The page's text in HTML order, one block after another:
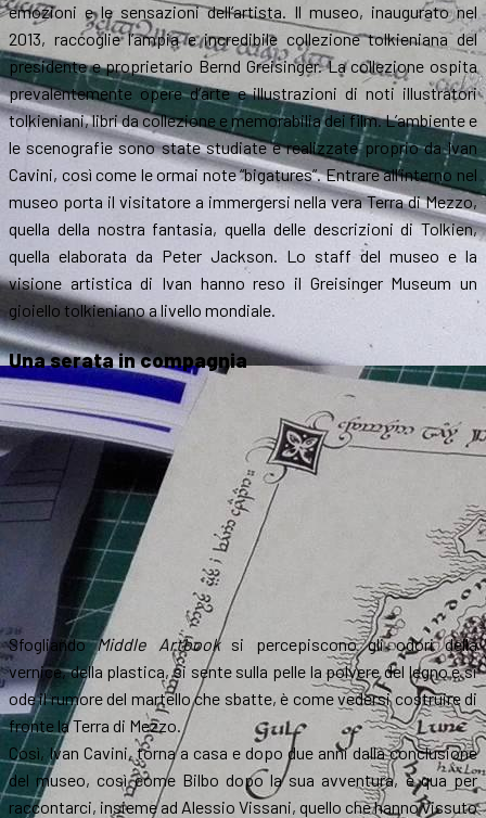
emozioni e le sensazioni dell’artista. Il museo, inaugurato nel
2013, raccoglie l’ampia e incredibile collezione tolkieniana del
presidente e proprietario Bernd Greisinger. La collezione ospita
prevalentemente opere d’arte e illustrazioni di noti illustratori
tolkieniani, libri da collezione e memorabilia dei film. L’ambiente e
le scenografie sono state studiate e realizzate proprio da Ivan
Cavini, così come le ormai note “bigatures”. Entrare all’interno nel
museo porta il visitatore a immergersi nella vera Terra di Mezzo,
quella della nostra fantasia, quella delle descrizioni di Tolkien,
quella elaborata da Peter Jackson. Lo staff del museo e la
visione artistica di Ivan hanno reso il Greisinger Museum un
gioiello tolkieniano a livello mondiale.
Una serata in compagnia
SfogliandoMiddle Artbooksi percepiscono gli odori della
vernice, della plastica, si sente sulla pelle la polvere del legno e si
ode il rumore del martello che sbatte, è come vedersi costruire di
fronte la Terra di Mezzo.
Così, Ivan Cavini, torna a casa e dopo due anni dalla conclusione
del museo, così come Bilbo dopo la sua avventura, è qua per
raccontarci, insieme ad Alessio Vissani, quello che hanno vissuto